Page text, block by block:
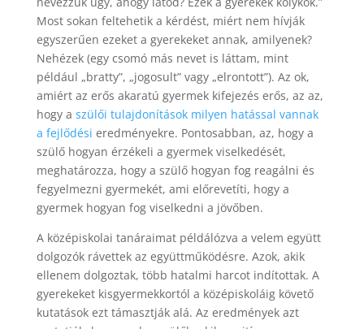
Most sokan feltehetik a kérdést, miért nem hívják
egyszerűen ezeket a gyerekeket annak, amilyenek?
Nehézek (egy csomó más nevet is láttam, mint
például „bratty”, „jogosult” vagy „elrontott”). Az ok,
amiért az erős akaratú gyermek kifejezés erős, az az,
hogy a szülői tulajdonítások milyen hatással vannak
a fejlődési eredményekre. Pontosabban, az, hogy a
szülő hogyan érzékeli a gyermek viselkedését,
meghatározza, hogy a szülő hogyan fog reagálni és
fegyelmezni gyermekét, ami előrevetíti, hogy a
gyermek hogyan fog viselkedni a jövőben.
A középiskolai tanáraimat példálózva a velem együtt
dolgozók rávettek az együttműködésre. Azok, akik
ellenem dolgoztak, több hatalmi harcot indítottak. A
gyerekeket kisgyermekkortól a középiskoláig követő
kutatások ezt támasztják alá. Az eredmények azt